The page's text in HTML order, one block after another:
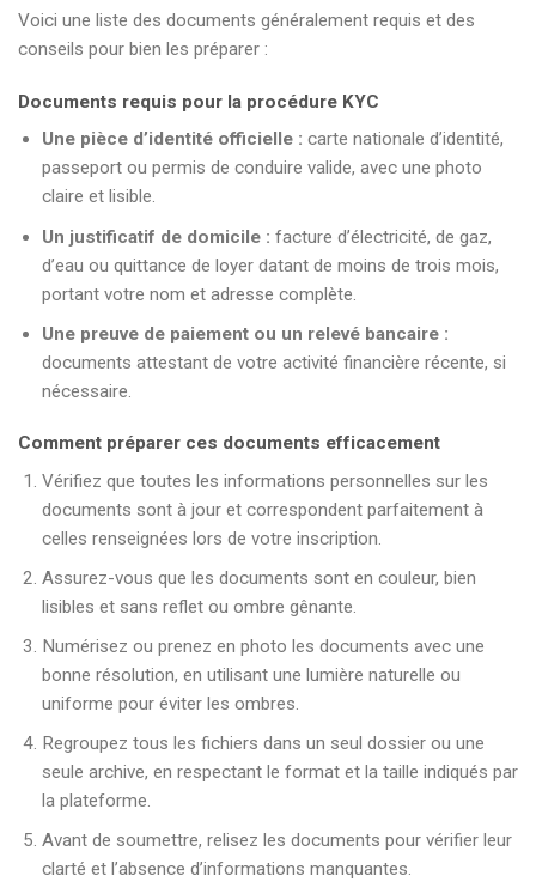
Voici une liste des documents généralement requis et des
conseils pour bien les préparer :
Documents requis pour la procédure KYC
Une pièce d’identité officielle : carte nationale d’identité,
passeport ou permis de conduire valide, avec une photo
claire et lisible.
Un justificatif de domicile : facture d’électricité, de gaz,
d’eau ou quittance de loyer datant de moins de trois mois,
portant votre nom et adresse complète.
Une preuve de paiement ou un relevé bancaire :
documents attestant de votre activité financière récente, si
nécessaire.
Comment préparer ces documents efficacement
Vérifiez que toutes les informations personnelles sur les
documents sont à jour et correspondent parfaitement à
celles renseignées lors de votre inscription.
Assurez-vous que les documents sont en couleur, bien
lisibles et sans reflet ou ombre gênante.
Numérisez ou prenez en photo les documents avec une
bonne résolution, en utilisant une lumière naturelle ou
uniforme pour éviter les ombres.
Regroupez tous les fichiers dans un seul dossier ou une
seule archive, en respectant le format et la taille indiqués par
la plateforme.
Avant de soumettre, relisez les documents pour vérifier leur
clarté et l’absence d’informations manquantes.